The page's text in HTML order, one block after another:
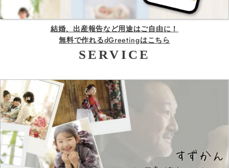
結婚、出産報告など用途はご自由に！
無料で作れるdGreetingはこちら
SERVICE